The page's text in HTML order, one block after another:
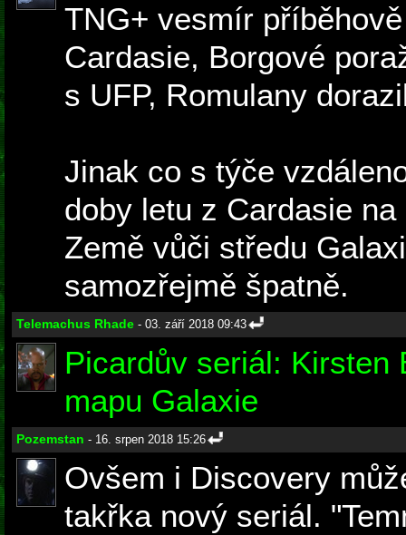
TNG+ vesmír
Cardasie, Borgové
s UFP, Romulany
Jinak co s týče
doby letu z Cardasie
Země vůči středu
samozřejmě špatně.
Telemachus Rhade - 03. září 2018 09:43
Picardův seriál: Kirsten
mapu Galaxie
Pozemstan - 16. srpen 2018 15:26
Ovšem i Discovery
takřka nový seriál.